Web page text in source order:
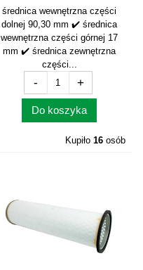
średnica wewnętrzna części
dolnej 90,30 mm ✔️ średnica
wewnętrzna części górnej 17
mm ✔️ średnica zewnętrzna
części...
- +
Do koszyka
Kupiło 16 osób